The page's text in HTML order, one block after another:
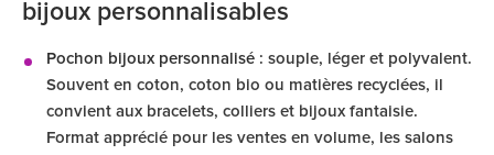
bijoux personnalisables
Pochon bijoux personnalisé : souple, léger et polyvalent.
Souvent en coton, coton bio ou matières recyclées, il
convient aux bracelets, colliers et bijoux fantaisie.
Format apprécié pour les ventes en volume, les salons